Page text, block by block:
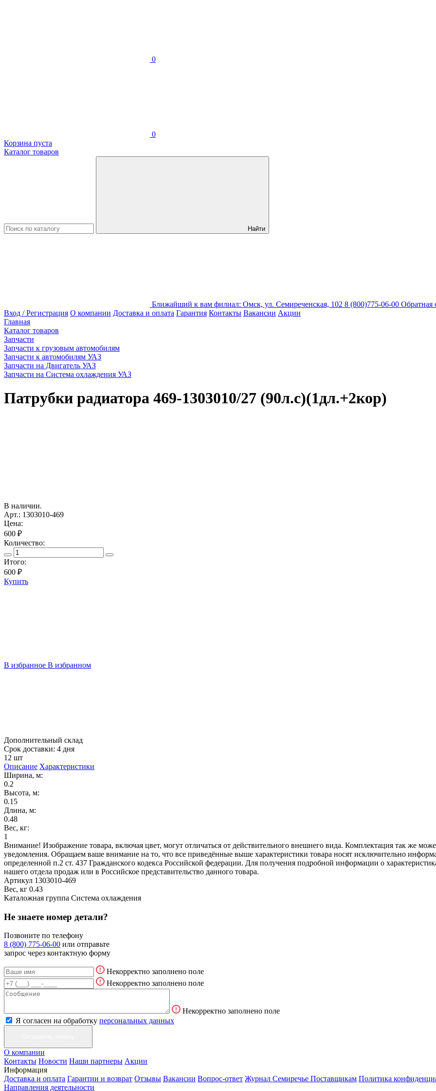
0
0
Корзина пуста
Каталог товаров
Найти
Ближайший к вам филиал: Омск, ул. Семиреченская, 102 8 (800)775-06-00 Обратная
Вход / Регистрация О компании Доставка и оплата Гарантия Контакты Вакансии Акции
Главная
Каталог товаров
Запчасти
Запчасти к грузовым автомобилям
Запчасти к автомобилям УАЗ
Запчасти на Двигатель УАЗ
Запчасти на Система охлаждения УАЗ
Патрубки радиатора 469-1303010/27 (90л.с)(1дл.+2кор)
В наличии.
Арт.: 1303010-469
Цена:
600 ₽
Количество:
Итого:
600 ₽
Купить
В избранное В избранном
Дополнительный склад
Срок доставки: 4 дня
12 шт
Описание Характеристики
Ширина, м:
0.2
Высота, м:
0.15
Длина, м:
0.48
Вес, кг:
1
Внимание! Изображение товара, включая цвет, могут отличаться от действительного внешнего вида. Комплектация так же
уведомления. Обращаем ваше внимание на то, что все приведённые выше характеристики товара носят исключительно
определенной п.2 ст. 437 Гражданского кодекса Российской федерации. Для получения подробной информации о
нашего отдела продаж или в Российское представительство данного товара.
Артикул 1303010-469
Вес, кг 0.43
Каталожная группа Система охлаждения
Не знаете номер детали?
Позвоните по телефону
8 (800) 775-06-00 или отправьте
запрос через контактную форму
Некорректно заполнено поле
Некорректно заполнено поле
Некорректно заполнено поле
Я согласен на обработку персональных данных
О компании
Контакты Новости Наши партнеры Акции
Информация
Доставка и оплата Гарантии и возврат Отзывы Вакансии Вопрос-ответ Журнал Семиречье Поставщикам Политика
Направления деятельности